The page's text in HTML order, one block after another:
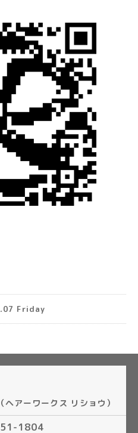
Friday
アーワークス リショウ）
1804